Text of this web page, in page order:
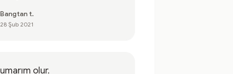
Bangtan t.
28 Şub 2021
umarım olur.